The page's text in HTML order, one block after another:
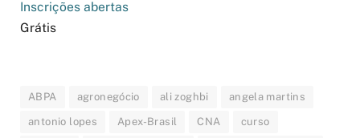
Inscrições abertas
Grátis
ABPA agronegócio ali zoghbi angela martins
antonio lopes Apex-Brasil CNA curso